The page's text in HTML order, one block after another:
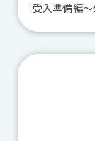
受入準備編